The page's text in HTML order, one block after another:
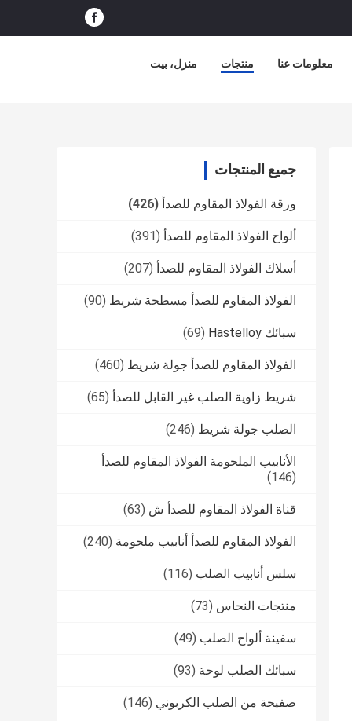
منزل، بيت منتجات معلومات عنا
جميع المنتجات
ورقة الفولاذ المقاوم للصدأ (426)
ألواح الفولاذ المقاوم للصدأ (391)
أسلاك الفولاذ المقاوم للصدأ (207)
الفولاذ المقاوم للصدأ مسطحة شريط (90)
سبائك Hastelloy (69)
الفولاذ المقاوم للصدأ جولة شريط (460)
شريط زاوية الصلب غير القابل للصدأ (65)
الصلب جولة شريط (246)
الأنابيب الملحومة الفولاذ المقاوم للصدأ
(146)
قناة الفولاذ المقاوم للصدأ ش (63)
الفولاذ المقاوم للصدأ أنابيب ملحومة (240)
سلس أنابيب الصلب (116)
منتجات النحاس (73)
سفينة ألواح الصلب (49)
سبائك الصلب لوحة (93)
صفيحة من الصلب الكربوني (146)